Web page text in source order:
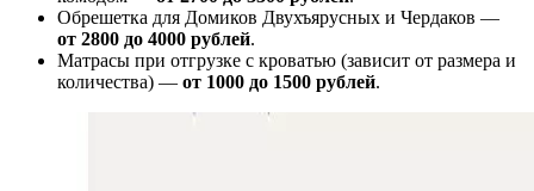
Обрешетка для Домиков Двухъярусных и Чердаков —
от 2800 до 4000 рублей.
Матрасы при отгрузке с кроватью (зависит от размера и
количества) — от 1000 до 1500 рублей.